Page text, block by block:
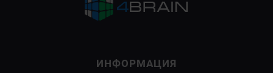
ИНФОРМАЦИЯ